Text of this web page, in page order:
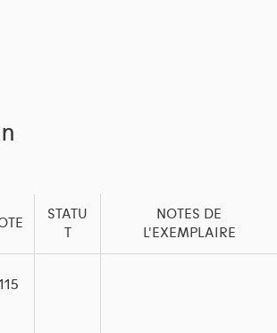
STATU
T
NOTES DE
L'EXEMPLAIRE